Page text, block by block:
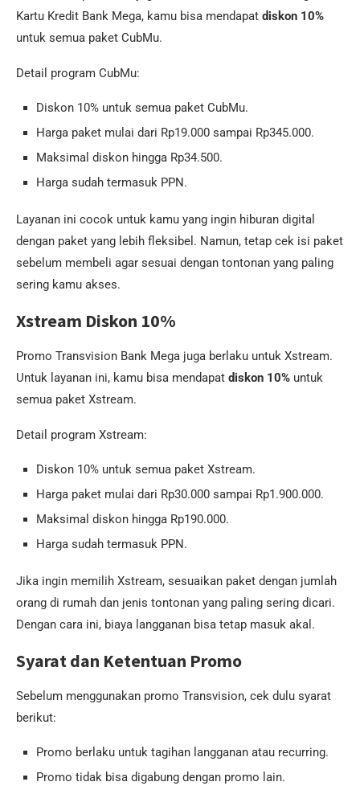
Kartu Kredit Bank Mega, kamu bisa mendapat diskon 10%
untuk semua paket CubMu.
Detail program CubMu:
Diskon 10% untuk semua paket CubMu.
Harga paket mulai dari Rp19.000 sampai Rp345.000.
Maksimal diskon hingga Rp34.500.
Harga sudah termasuk PPN.
Layanan ini cocok untuk kamu yang ingin hiburan digital
dengan paket yang lebih fleksibel. Namun, tetap cek isi paket
sebelum membeli agar sesuai dengan tontonan yang paling
sering kamu akses.
Xstream Diskon 10%
Promo Transvision Bank Mega juga berlaku untuk Xstream.
Untuk layanan ini, kamu bisa mendapat diskon 10% untuk
semua paket Xstream.
Detail program Xstream:
Diskon 10% untuk semua paket Xstream.
Harga paket mulai dari Rp30.000 sampai Rp1.900.000.
Maksimal diskon hingga Rp190.000.
Harga sudah termasuk PPN.
Jika ingin memilih Xstream, sesuaikan paket dengan jumlah
orang di rumah dan jenis tontonan yang paling sering dicari.
Dengan cara ini, biaya langganan bisa tetap masuk akal.
Syarat dan Ketentuan Promo
Sebelum menggunakan promo Transvision, cek dulu syarat
berikut:
Promo berlaku untuk tagihan langganan atau recurring.
Promo tidak bisa digabung dengan promo lain.